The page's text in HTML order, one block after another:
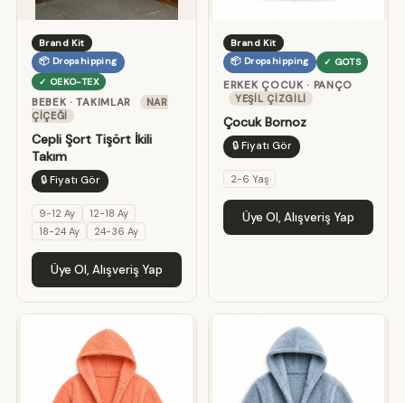
Brand Kit
📦 Dropshipping
✓ OEKO-TEX
BEBEK · TAKIMLAR
NAR
ÇIÇEĞI
Cepli Şort Tişört İkili
Takım
🔒 Fiyatı Gör
9-12 Ay
12-18 Ay
18-24 Ay
24-36 Ay
Üye Ol, Alışveriş Yap
Brand Kit
📦 Dropshipping
✓ GOTS
ERKEK ÇOCUK · PANÇO
YEŞIL ÇIZGILI
Çocuk Bornoz
🔒 Fiyatı Gör
2-6 Yaş
Üye Ol, Alışveriş Yap